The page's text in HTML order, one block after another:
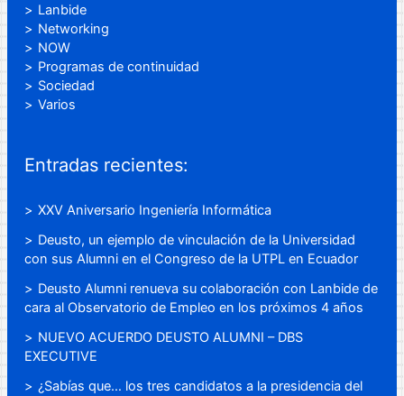
Lanbide
Networking
NOW
Programas de continuidad
Sociedad
Varios
Entradas recientes:
XXV Aniversario Ingeniería Informática
Deusto, un ejemplo de vinculación de la Universidad
con sus Alumni en el Congreso de la UTPL en Ecuador
Deusto Alumni renueva su colaboración con Lanbide de
cara al Observatorio de Empleo en los próximos 4 años
NUEVO ACUERDO DEUSTO ALUMNI – DBS
EXECUTIVE
¿Sabías que… los tres candidatos a la presidencia del